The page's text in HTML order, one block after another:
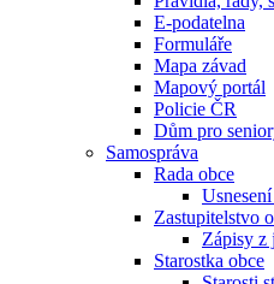
E-podatelna
Formuláře
Mapa závad
Mapový portál
Policie ČR
Dům pro
Samospráva
Rada obce
Zastupitelstvo
Zápisy z
Starostka obce